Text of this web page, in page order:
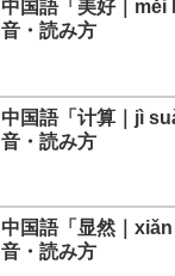
中国語「美好｜měi
音・読み方
中国語「计算｜jì
音・読み方
中国語「显然｜
音・読み方